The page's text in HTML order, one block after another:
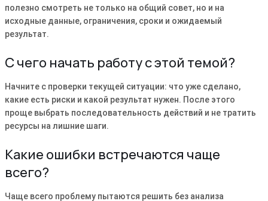
полезно смотреть не только на общий совет, но и на
исходные данные, ограничения, сроки и ожидаемый
результат.
С чего начать работу с этой темой?
Начните с проверки текущей ситуации: что уже сделано,
какие есть риски и какой результат нужен. После этого
проще выбрать последовательность действий и не тратить
ресурсы на лишние шаги.
Какие ошибки встречаются чаще
всего?
Чаще всего проблему пытаются решить без анализа